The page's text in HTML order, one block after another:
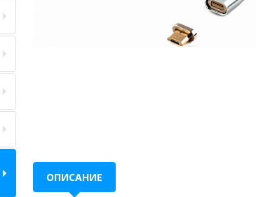
ОПИСАНИЕ